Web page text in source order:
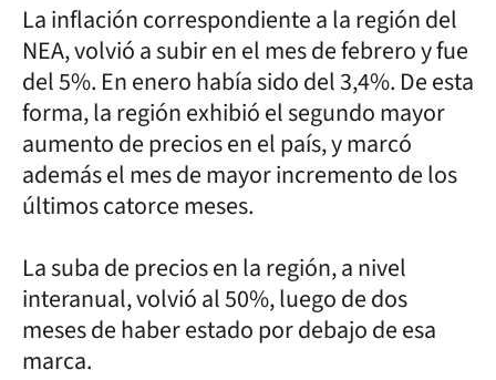
La inflación correspondiente a la región del
NEA, volvió a subir en el mes de febrero y fue
del 5%. En enero había sido del 3,4%. De esta
forma, la región exhibió el segundo mayor
aumento de precios en el país, y marcó
además el mes de mayor incremento de los
últimos catorce meses.
La suba de precios en la región, a nivel
interanual, volvió al 50%, luego de dos
meses de haber estado por debajo de esa
marca.